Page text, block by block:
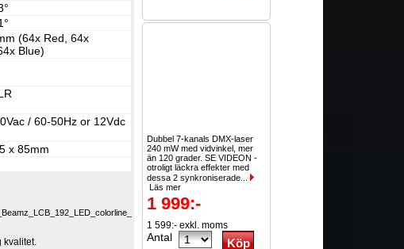
(64x Red, 64x
Blue)
/ 60-50Hz or 12Vdc
x 85mm
kvalitet.
Dubbel 7-kanals DMX-laser
240 mW med vidvinkel, mer
än 120 grader. SE VIDEON -
otroligt läckra effekter med
dessa 2 synkroniserade...
Läs mer
1 999:-
1 599:- exkl. moms
Antal